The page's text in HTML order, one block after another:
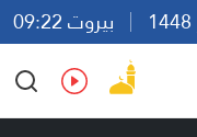
بيروت 09:22
Ar
En Fr Es